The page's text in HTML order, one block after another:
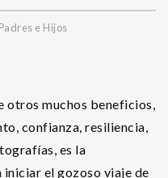
Padres e Hijos
otros muchos beneficios,
confianza, resiliencia,
es la
iniciar el gozoso viaje de